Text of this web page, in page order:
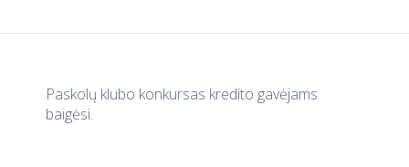
Paskolų klubo konkursas kredito gavėjams
baigėsi.